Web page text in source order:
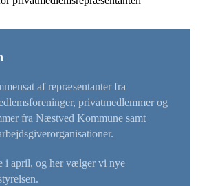
af repræsentanter fra
privatmedlemmer og
fra Næstved Kommune samt
i april, og her vælger vi nye